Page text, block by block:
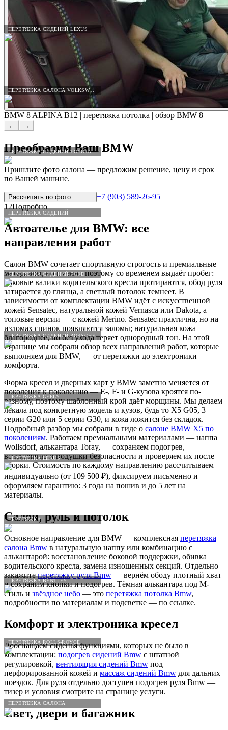
ПЕРЕТЯЖКА СИДЕНИЙ LEXUS
ПЕРЕТЯЖКА САЛОНА VOLKSWAGEN
ПЕРЕТЯЖКА СИДЕНИЙ TOYOTA
ПЕРЕТЯЖКА СИДЕНИЙ
ПЕРЕТЯЖКА СИДЕНИЙ FORD
ПЕРЕТЯЖКА СИДЕНИЙ PORSCHE
ПЕРЕТЯЖКА GEELY
ПЕРЕТЯЖКА LEXUS
ПЕРЕТЯЖКА
ПЕРЕТЯЖКА BENTLEY
ПЕРЕТЯЖКА ROLLS-ROYCE
ПЕРЕТЯЖКА САЛОНА
BMW 8 ALPINA B12 | перетяжка потолка | обзор BMW 8
← →
Преобразим ВашBMW
Пришлите фото салона — предложим решение, цену и срок
по Вашей машине.
Рассчитать по фото
+7 (903) 589-26-95
12Подробно
Автоателье для BMW: все
направления работ
Салон BMW сочетает спортивную строгость и премиальные
материалы, но именно поэтому со временем выдаёт пробег:
боковые валики водительского кресла протираются, обод руля
затирается до глянца, а светлый потолок темнеет. В
зависимости от комплектации BMW идёт с искусственной
кожей Sensatec, натуральной кожей Vernasca или Dakota, а
топовые версии — с кожей Merino. Sensatec практична, но на
изломах спинок появляются заломы; натуральная кожа
благороднее, но без ухода теряет однородный тон. На этой
странице мы собрали обзор всех направлений работ, которые
выполняем для BMW, — от перетяжки до электроники
комфорта.
Форма кресел и дверных карт у BMW заметно меняется от
поколения к поколению — E-, F- и G-кузова кроятся по-
разному, поэтому шаблонный крой даёт морщины. Мы делаем
лекала под конкретную модель и кузов, будь то X5 G05, 3
серии G20 или 5 серии G30, и кожа ложится без складок.
Подробный разбор мы собрали в гиде о салоне BMW X5 по
поколениям. Работаем премиальными материалами — наппа
Wollsdorf, алькантара Toray, — сохраняем подогрев,
вентиляцию и подушки безопасности и проверяем их после
сборки. Стоимость по каждому направлению рассчитываем
индивидуально (от 109 500 ₽), фиксируем письменно и
оформляем гарантию: 3 года на пошив и до 5 лет на
материалы.
Салон, руль и потолок
Основное направление для BMW — комплексная перетяжка
салона Bmw в натуральную наппу или комбинацию с
алькантарой: восстановление боковой поддержки, обивка
водительского кресла, замена изношенных секций. Отдельно
закажитеперетяжку руля Bmw — вернём ободу плотный хват
и сохраним кнопки и подогрев. Тёмная алькантара под M-
стиль и звёздное небо — это перетяжка потолка Bmw,
подробности по материалам и подсветке — по ссылке.
Комфорт и электроника кресел
Дооснащаем сиденья функциями, которых не было в
комплектации: подогрев сидений Bmw с штатной
регулировкой, вентиляция сидений Bmw под
перфорированной кожей и массаж сидений Bmw для дальних
поездок. Для руля отдельно доступен подогрев руля Bmw —
тизер и условия смотрите на странице услуги.
Свет, двери и багажник